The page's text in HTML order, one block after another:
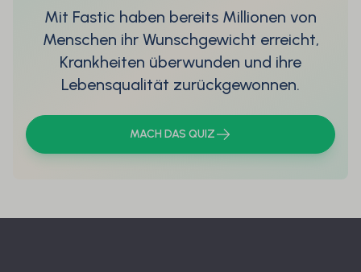
Mit Fastic haben bereits Millionen von
Menschen ihr Wunschgewicht erreicht,
Krankheiten überwunden und ihre
Lebensqualität zurückgewonnen.
MACH DAS QUIZ